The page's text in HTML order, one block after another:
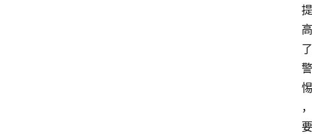
提
高
了
警
惕
，
要